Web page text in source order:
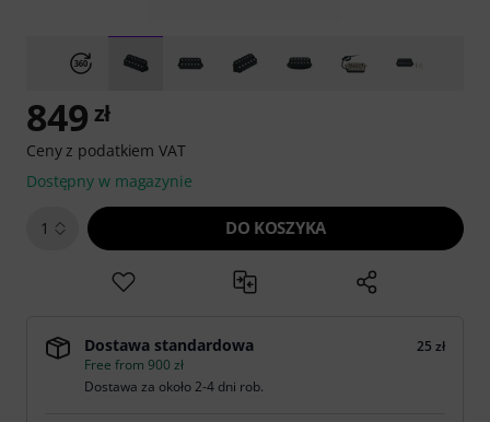
849 zł
Ceny z podatkiem VAT
Dostępny w magazynie
1 DO KOSZYKA
Dostawa standardowa
25 zł
Free from 900 zł
Dostawa za około 2-4 dni rob.